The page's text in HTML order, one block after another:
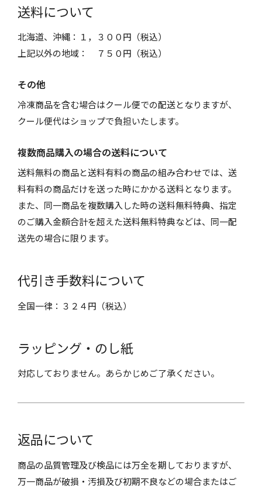
送料について
北海道、沖縄：１，３００円（税込）
上記以外の地域： ７５０円（税込）
その他
冷凍商品を含む場合はクール便での配送となりますが、
クール便代はショップで負担いたします。
複数商品購入の場合の送料について
送料無料の商品と送料有料の商品の組み合わせでは、送
料有料の商品だけを送った時にかかる送料となります。
また、同一商品を複数購入した時の送料無料特典、指定
のご購入金額合計を超えた送料無料特典などは、同一配
送先の場合に限ります。
代引き手数料について
全国一律：３２４円（税込）
ラッピング・のし紙
対応しておりません。あらかじめご了承ください。
返品について
商品の品質管理及び検品には万全を期しておりますが、
万一商品が破損・汚損及び初期不良などの場合またはご